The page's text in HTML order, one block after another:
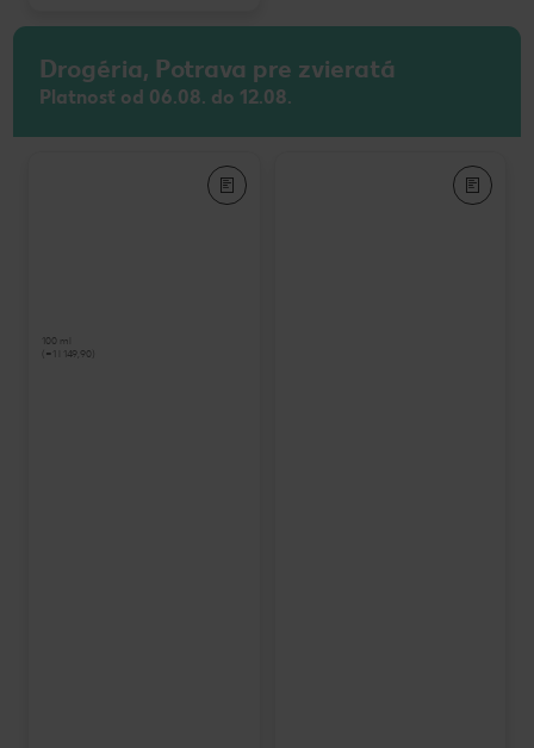
Drogéria, Potrava pre zvieratá
Platnosť od 06.08. do 12.08.
100 ml
(=1 l 149,90)